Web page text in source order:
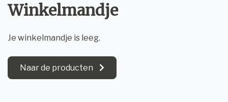
Winkelmandje
Je winkelmandje is leeg.
Naar de producten